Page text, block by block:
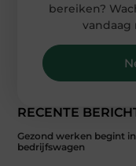
RECENTE
Gezond werken begint
bedrijfswagen
bereiken?
vandaag